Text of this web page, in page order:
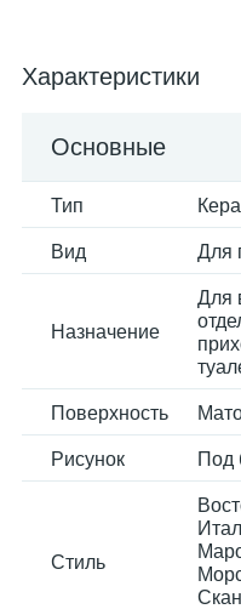
Характеристики
Основные
Тип
Вид Для
Назначение
Для
Поверхность
Рисунок Под
Стиль